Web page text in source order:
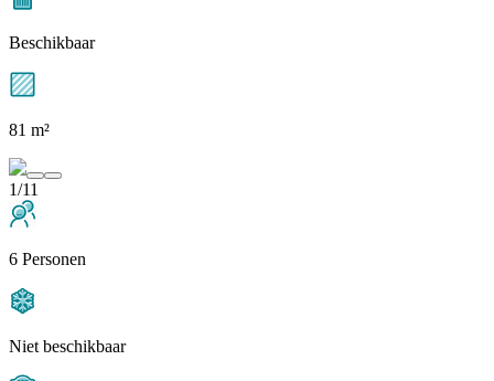
Beschikbaar
81 m²
1/11
6 Personen
Niet beschikbaar